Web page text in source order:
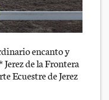
encanto y
de la Frontera
Ecuestre de Jerez